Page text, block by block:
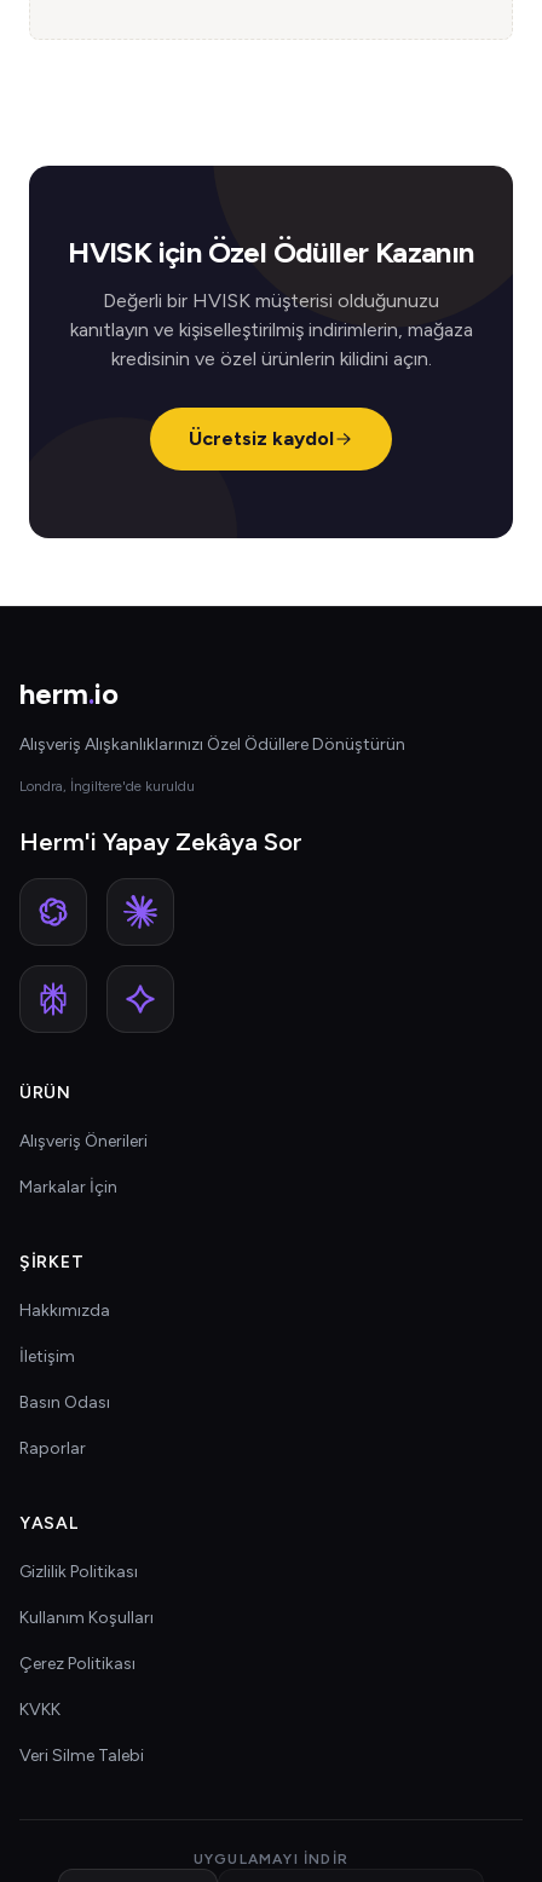
HVISK için Özel Ödüller Kazanın
Değerli bir HVISK müşterisi olduğunuzu
kanıtlayın ve kişiselleştirilmiş indirimlerin, mağaza
kredisinin ve özel ürünlerin kilidini açın.
Ücretsiz kaydol
herm.io
Alışveriş Alışkanlıklarınızı Özel Ödüllere Dönüştürün
Londra, İngiltere'de kuruldu
Herm'i Yapay Zekâya Sor
ÜRÜN
Alışveriş Önerileri
Markalar İçin
ŞIRKET
Hakkımızda
İletişim
Basın Odası
Raporlar
YASAL
Gizlilik Politikası
Kullanım Koşulları
Çerez Politikası
KVKK
Veri Silme Talebi
UYGULAMAYI İNDIR